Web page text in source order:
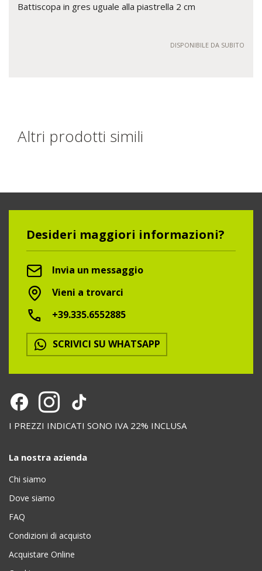
Battiscopa in gres uguale alla piastrella 2 cm
DISPONIBILE DA SUBITO
Altri prodotti simili
Desideri maggiori informazioni?
Invia un messaggio
Vieni a trovarci
+39.335.6552885
SCRIVICI SU WHATSAPP
I PREZZI INDICATI SONO IVA 22% INCLUSA
La nostra azienda
Chi siamo
Dove siamo
FAQ
Condizioni di acquisto
Acquistare Online